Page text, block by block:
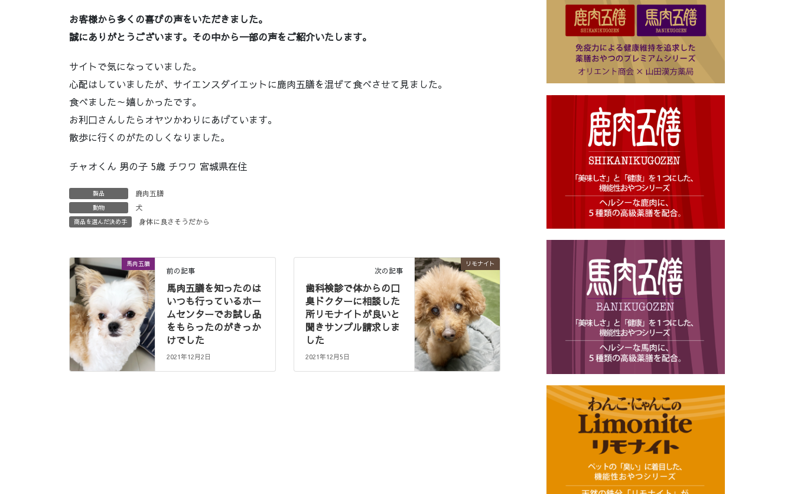
お客様から多くの喜びの声をいただきました。
誠にありがとうございます。その中から一部の声をご紹介いたします。
サイトで気になっていました。
心配はしていましたが、サイエンスダイエットに鹿肉五膳を混ぜて食べさせて見ました。
食べました～嬉しかったです。
お利口さんしたらオヤツかわりにあげています。
散歩に行くのがたのしくなりました。
チャオくん 男の子 5歳 チワワ 宮城県在住
製品 鹿肉五膳
動物 犬
商品を選んだ決め手 身体に良さそうだから
馬肉五膳
前の記事
馬肉五膳を知ったのは
いつも行っているホー
ムセンターでお試し品
をもらったのがきっか
けでした
2021年12月2日
リモナイト
次の記事
歯科検診で体からの口
臭ドクターに相談した
所リモナイトが良いと
聞きサンプル請求しま
した
2021年12月5日